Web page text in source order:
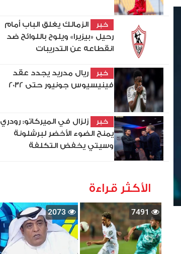
خبر
الزمالك يغلق الباب أمام
رحيل «بيزيرا» ويلوح باللوائح ضد
انقطاعه عن التدريبات
خبر
ريال مدريد يجدد عقد
فينيسيوس جونيور حتى 2032
خبر
زلزال في الميركاتو: رودري
يمنح الضوء الأخضر لبرشلونة
وسيتي يخفض التكلفة
الأكثر قراءة
7491
2073